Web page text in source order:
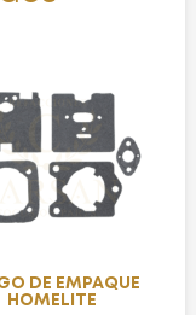
DE EMPAQUE
HOMELITE